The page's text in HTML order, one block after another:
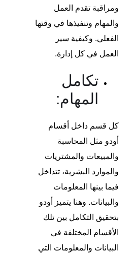
ومراقبة تقدم العمل
والمهام وتنفيذها في وقتها
الفعلي. وكيفية سير
العمل في كل إدارة.
تكامل
المهام:
كل قسم داخل أقسام
أودو مثل المحاسبة
والمبيعات والمشتريات
والموارد البشرية، تتداخل
فيما بينها المعلومات
والبيانات. وهنا يتميز أودو
بتحقيق التكامل بين تلك
الأقسام المختلفة في
البيانات والمعلومات التي